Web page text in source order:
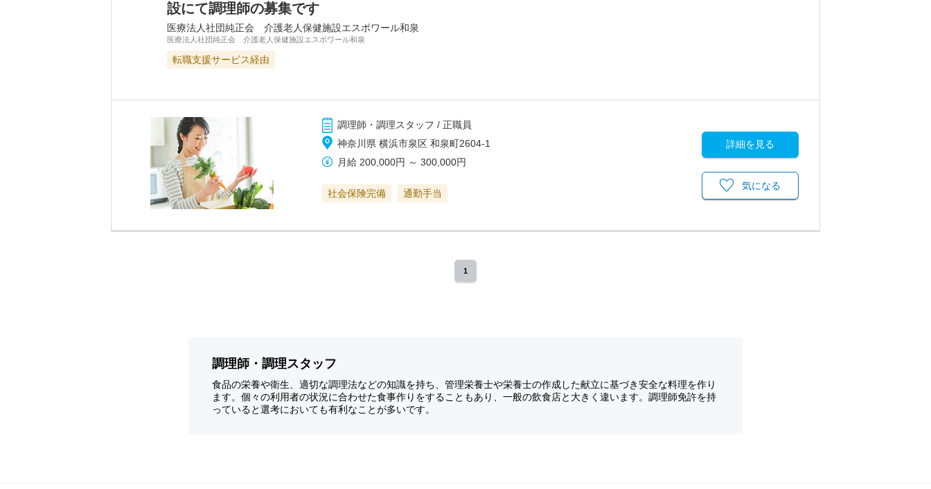
設にて調理師の募集です
医療法人社団純正会 介護老人保健施設エスポワール和泉
医療法人社団純正会 介護老人保健施設エスポワール和泉
転職支援サービス経由
調理師・調理スタッフ / 正職員
神奈川県 横浜市泉区 和泉町2604-1
月給 200,000円 ～300,000円
社会保険完備 通勤手当
詳細を見る
気になる
1
調理師・調理スタッフ
食品の栄養や衛生、適切な調理法などの知識を持ち、管理栄養士や栄養士の作成した献立に基づき安全な料理を作り
ます。個々の利用者の状況に合わせた食事作りをすることもあり、一般の飲食店と大きく違います。調理師免許を持
っていると選考においても有利なことが多いです。